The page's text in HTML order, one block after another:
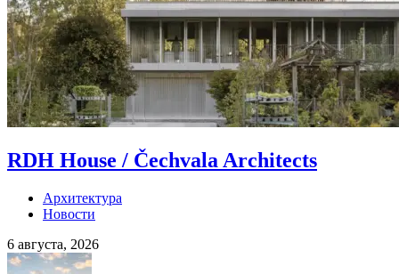
RDH House / Čechvala Architects
Архитектура
Новости
6 августа, 2026